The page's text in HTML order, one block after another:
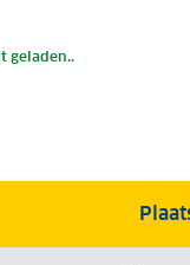
geladen..